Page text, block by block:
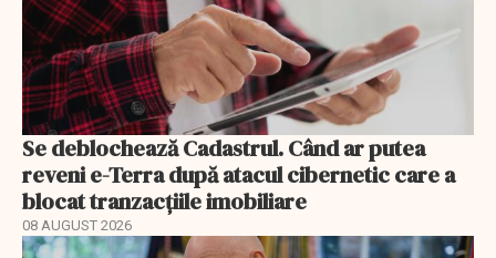
Se deblochează Cadastrul. Când ar putea
reveni e-Terra după atacul cibernetic care a
blocat tranzacțiile imobiliare
08 AUGUST 2026